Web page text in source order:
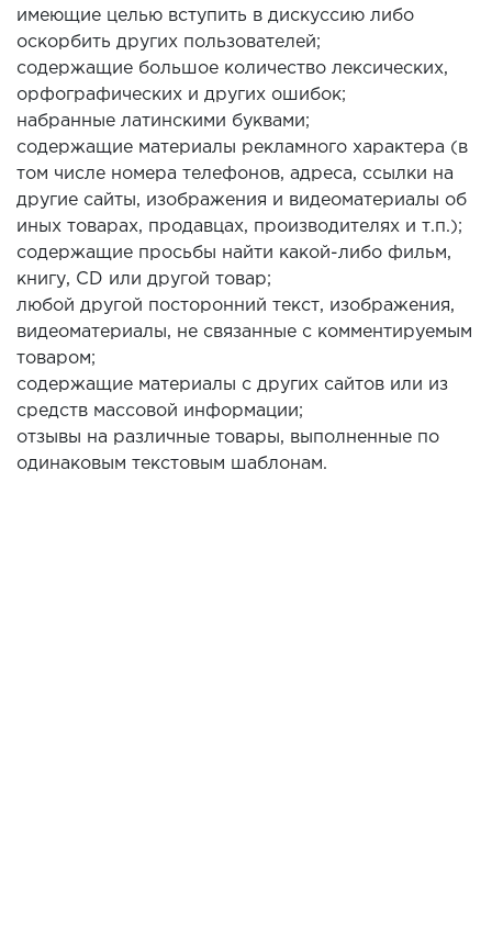
имеющие целью вступить в дискуссию либо
оскорбить других пользователей;
содержащие большое количество лексических,
орфографических и других ошибок;
набранные латинскими буквами;
содержащие материалы рекламного характера (в
том числе номера телефонов, адреса, ссылки на
другие сайты, изображения и видеоматериалы об
иных товарах, продавцах, производителях и т.п.);
содержащие просьбы найти какой-либо фильм,
книгу, CD или другой товар;
любой другой посторонний текст, изображения,
видеоматериалы, не связанные с комментируемым
товаром;
содержащие материалы с других сайтов или из
средств массовой информации;
отзывы на различные товары, выполненные по
одинаковым текстовым шаблонам.